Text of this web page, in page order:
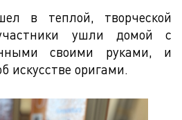
в теплой, творческой
ушли домой с
своими руками, и
искусстве оригами.